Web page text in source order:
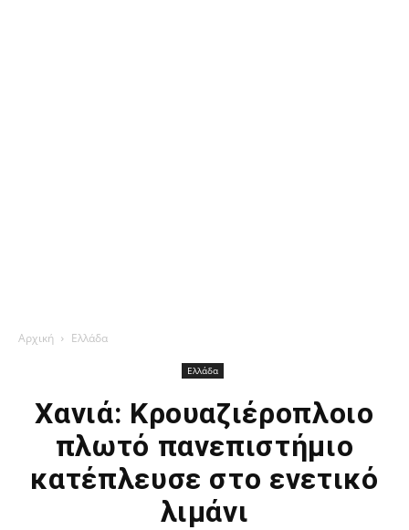
Αρχική Ελλάδα
Ελλάδα
Χανιά: Κρουαζιέροπλοιο
πλωτό πανεπιστήμιο
κατέπλευσε στο ενετικό
λιμάνι